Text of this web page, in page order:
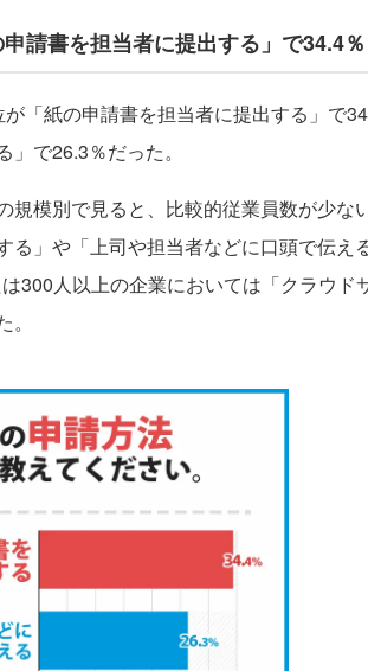
請書を担当者に提出する」で34.4％
「紙の申請書を担当者に提出する」で
で26.3％だった。
模別で見ると、比較的従業員数が少な
る」や「上司や担当者などに口頭で伝え
300人以上の企業においては「クラウド